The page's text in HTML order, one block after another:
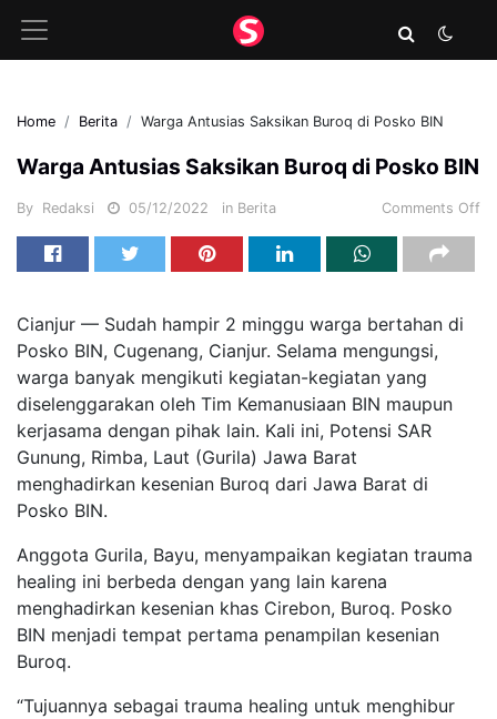
Home Berita Warga Antusias Saksikan Buroq di Posko BIN
Warga Antusias Saksikan Buroq di Posko BIN
By Redaksi 05/12/2022 in Berita Comments Off
Cianjur — Sudah hampir 2 minggu warga bertahan di
Posko BIN, Cugenang, Cianjur. Selama mengungsi,
warga banyak mengikuti kegiatan-kegiatan yang
diselenggarakan oleh Tim Kemanusiaan BIN maupun
kerjasama dengan pihak lain. Kali ini, Potensi SAR
Gunung, Rimba, Laut (Gurila) Jawa Barat
menghadirkan kesenian Buroq dari Jawa Barat di
Posko BIN.
Anggota Gurila, Bayu, menyampaikan kegiatan trauma
healing ini berbeda dengan yang lain karena
menghadirkan kesenian khas Cirebon, Buroq. Posko
BIN menjadi tempat pertama penampilan kesenian
Buroq.
“Tujuannya sebagai trauma healing untuk menghibur